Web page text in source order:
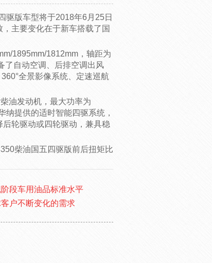
驱版车型将于2018年6月25日
主要变化在于新车搭载了国
1895mm/1812mm，轴距为
了自动空调、后排空调出风
全景影像系统、定速巡航
油发动机，最大功率为
提供的适时智能四驱系统，
轮驱动或四轮驱动，兼具稳
柴油国五四驱版前后扭矩比
段车用油品标准水平
户不断变化的需求